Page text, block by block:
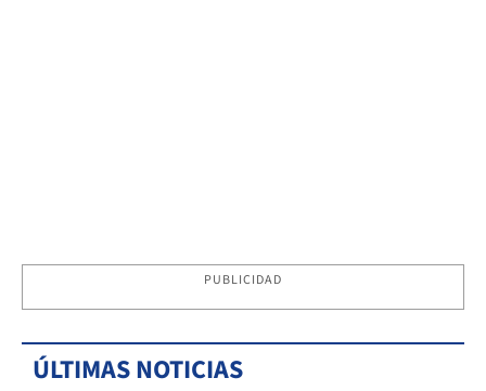
PUBLICIDAD
ÚLTIMAS NOTICIAS